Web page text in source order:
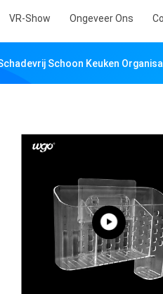
VR-Show Ongeveer Ons
Schoon Keuken